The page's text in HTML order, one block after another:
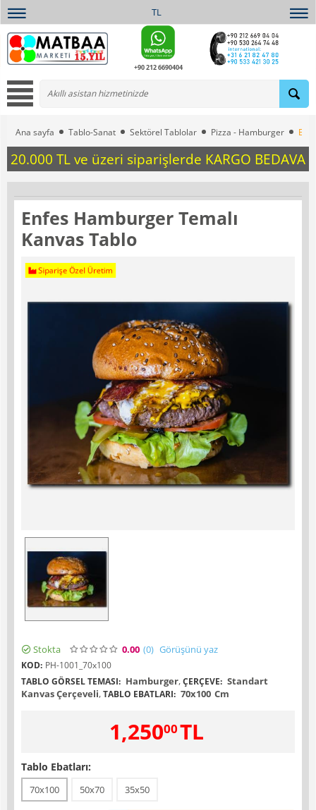
TL
+90 212 6690404
Ana sayfa Tablo-Sanat Sektörel Tablolar Pizza - Hamburger
20.000 TL ve üzeri siparişlerde KARGO BEDAVA
Enfes Hamburger Temalı
Kanvas Tablo
Siparişe Özel Üretim
Stokta 0.00 (0) Görüşünü yaz
KOD: PH-1001_70x100
TABLO GÖRSEL TEMASI: Hamburger,ÇERÇEVE: Standart
Kanvas Çerçeveli,TABLO EBATLARI: 70x100 Cm
1,25000TL
Tablo Ebatları:
70x100 50x70 35x50